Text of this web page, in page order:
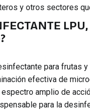
y otros sectores
para frutas
efectiva de
amplio de
para la